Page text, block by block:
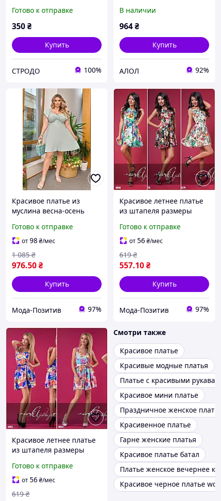
Готово к отправке
350₴
Купить
СТРОДО 100%
В наличии
964₴
Купить
АЛОЛ 92%
Красивое платье из
муслина весна-осень
Готово к отправке
от98₴/мес
976.50₴
1 085 ₴
Купить
Мода-Позитив 97%
Красивое летнее платье
из штапеля размеры
Готово к отправке
от56₴/мес
557.10₴
619 ₴
Купить
Мода-Позитив 97%
Красивое летнее платье
из штапеля размеры
Готово к отправке
от56₴/мес
619 ₴
Смотри также
Красивое платье
Красивые модные платья
Платье с красивыми
Красивое мини платье
Праздничное женское
Красивенное платье
Гарне женские платья
Красивое платье батал
Платье женское вечернее
Красивое черное платье